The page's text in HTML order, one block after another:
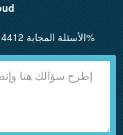
الأسئلة المجابة 4412 | نسبة الرضا 98.1%